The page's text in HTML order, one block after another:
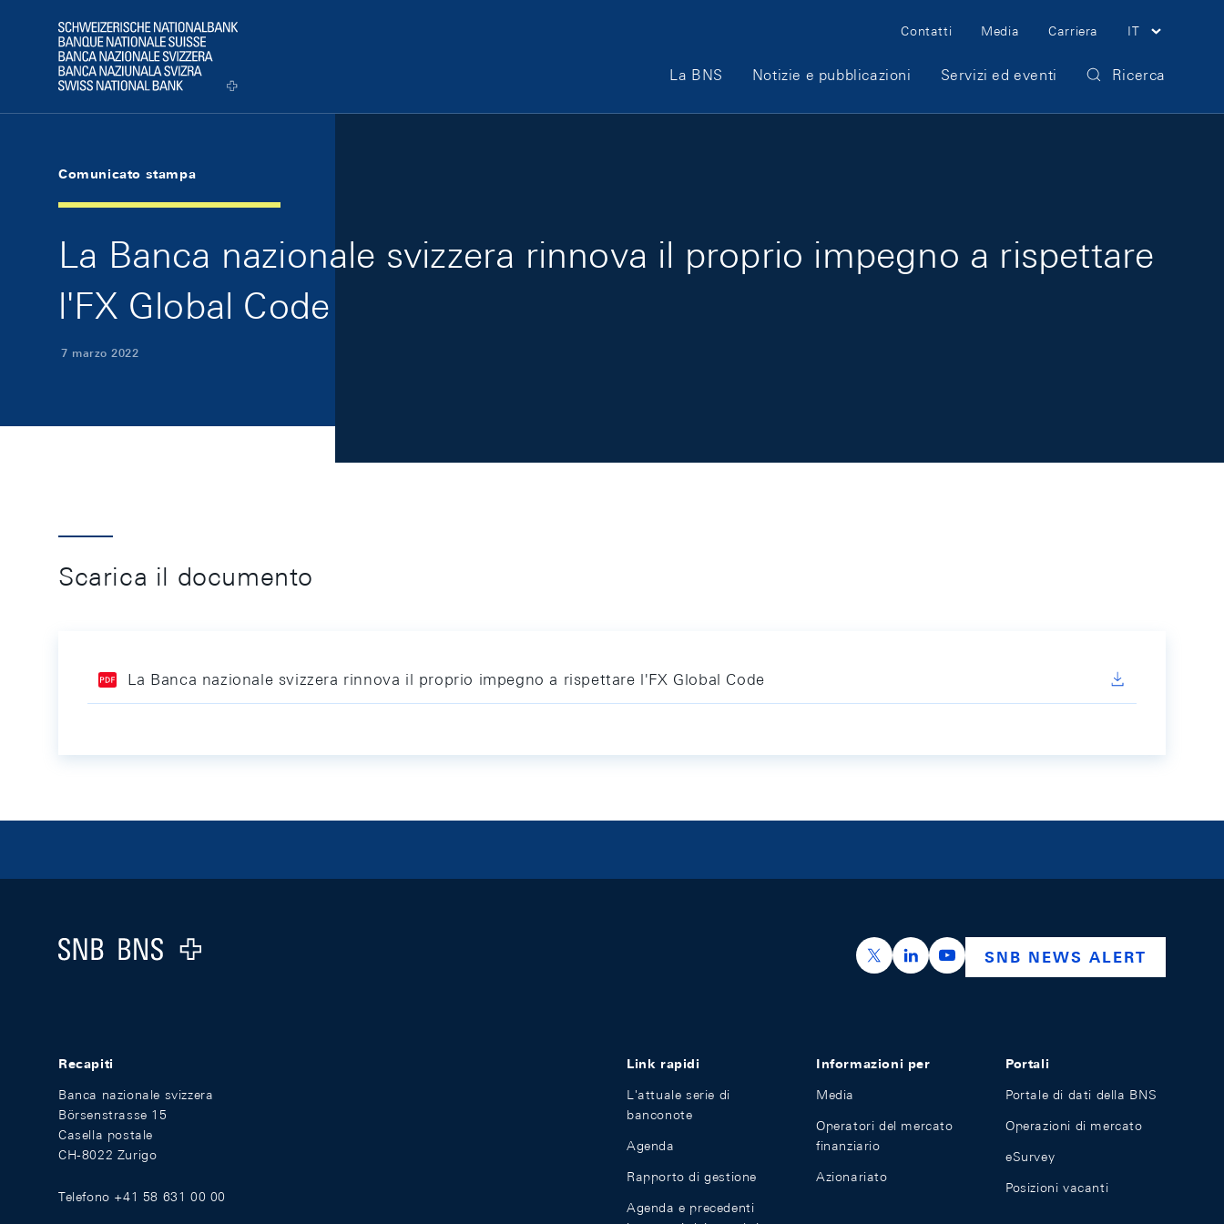
Logo
Meta Navigation
Contatti Media Carriera IT
Main Navigation
La BNS Notizie e pubblicazioni Servizi ed eventi Ricerca
Comunicato stampa
La Banca nazionale svizzera rinnova il proprio impegno a rispettare
l'FX Global Code
7 marzo 2022
Scarica il documento
La Banca nazionale svizzera rinnova il proprio impegno a rispettare l'FX Global Code
Logo
https://x.com/snb_bns
https://ch.linkedin.com/company/swiss-
https://www.youtube.com/
SNB NEWS ALERT
Recapiti
Banca nazionale svizzera
Börsenstrasse 15
Casella postale
CH-8022 Zurigo
Telefono +41 58 631 00 00
Link rapidi
L'attuale serie di
banconote
Agenda
Rapporto di gestione
Agenda e precedenti
Informazioni per
Media
Operatori del mercato
finanziario
Azionariato
Portali
Portale di dati della BNS
Operazioni di mercato
eSurvey
Posizioni vacanti